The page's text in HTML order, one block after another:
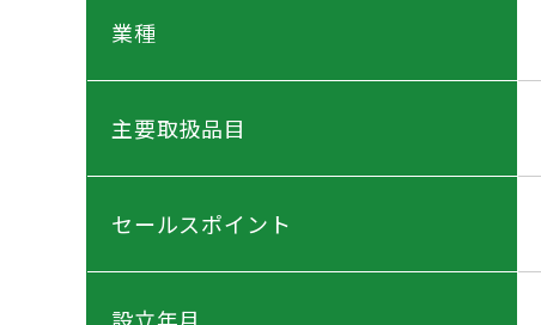
業種
主要取扱品目
セールスポイント